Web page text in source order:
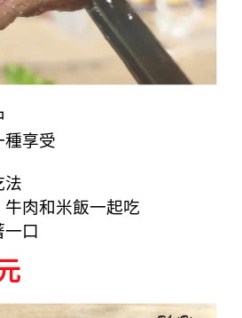
種享受
法
肉和米飯一起吃
口